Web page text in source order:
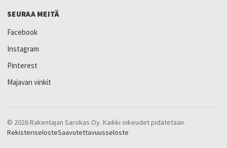
SEURAA MEITÄ
Facebook
Instagram
Pinterest
Majavan vinkit
© 2026 Rakentajan Sarokas Oy. Kaikki oikeudet pidätetään.
RekisteriselosteSaavutettavuusseloste